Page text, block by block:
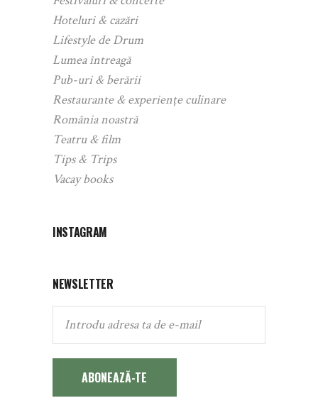
Hoteluri & cazări
Lifestyle de Drum
Lumea întreagă
Pub-uri & berării
Restaurante & experiențe culinare
România noastră
Teatru & film
Tips & Trips
Vacay books
INSTAGRAM
NEWSLETTER
ABONEAZĂ-TE